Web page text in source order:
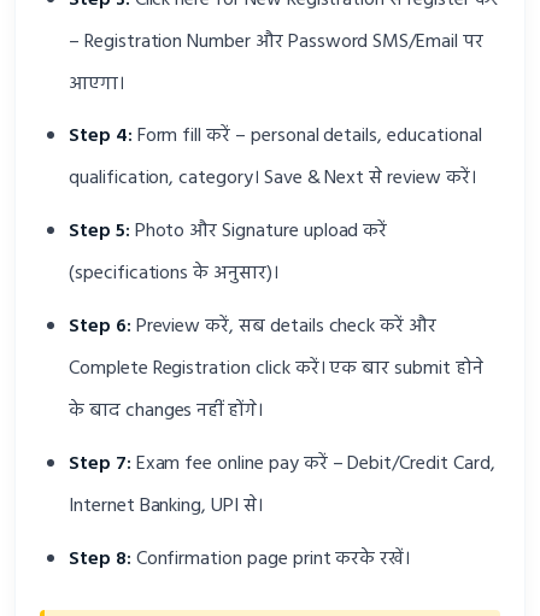
– Registration Number और Password SMS/Email पर
आएगा।
Step 4:Form fill करें – personal details, educational
qualification, category। Save & Next से review करें।
Step 5:Photo और Signature upload करें
(specifications के अनुसार)।
Step 6:Preview करें, सब details check करें और
Complete Registration click करें। एक बार submit होने
के बाद changes नहीं होंगे।
Step 7:Exam fee online pay करें – Debit/Credit Card,
Internet Banking, UPI से।
Step 8:Confirmation page print करके रखें।